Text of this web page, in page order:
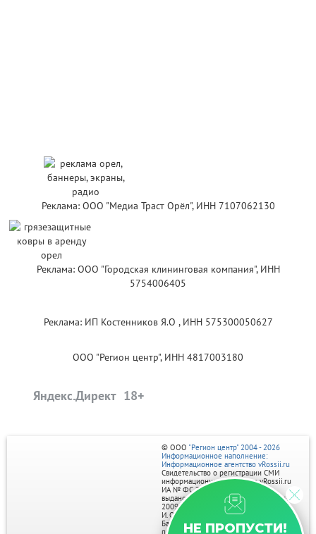
Реклама: ООО "Медиа Траст Орёл", ИНН 7107062130
Реклама: ООО "Городская клининговая компания", ИНН
5754006405
Реклама: ИП Костенников Я.О , ИНН 575300050627
ООО "Регион центр", ИНН 4817003180
Яндекс.Директ
НЕ ПРОПУСТИ!
© ООО "Регион центр" 2004 - 2026
Информационное наполнение:
Информационное агентство vRossii.ru
Свидетельство о регистрации СМИ
информационного агентства vRossii.ru
ИА № ФС 77‑35502
выдано РОСКОМНАДЗОРом 04 марта
2009г.
И. О. Главного редактора Нарыков А. Н.
Баннеры на портале размещаются на
правах рекламы.